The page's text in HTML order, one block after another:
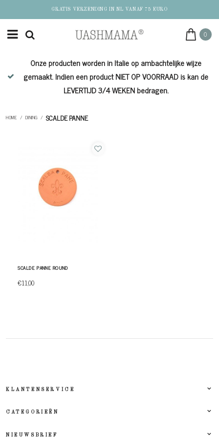
GRATIS VERZENDING IN NL VANAF 75 EURO
0
Onze producten worden in Italie op ambachtelijke wijze
gemaakt. Indien een product NIET OP VOORRAAD is kan de
LEVERTIJD 3/4 WEKEN bedragen.
HOME / DINING / SCALDE PANNE
SCALDE PANNE ROUND
€11,00
KLANTENSERVICE
CATEGORIEËN
NIEUWSBRIEF